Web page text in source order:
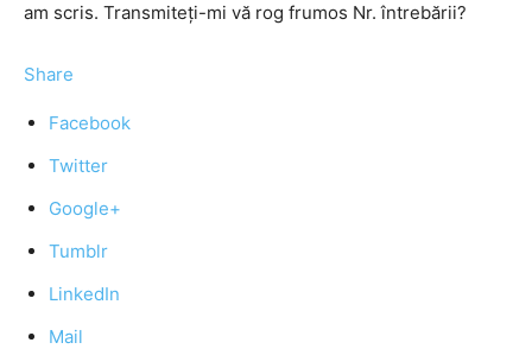
am scris. Transmiteţi-mi vă rog frumos Nr. întrebării?
Share
Facebook
Twitter
Google+
Tumblr
LinkedIn
Mail